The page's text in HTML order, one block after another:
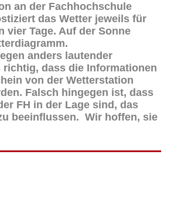
an der Fachhochschule
das Wetter jeweils für
vier Tage. Auf der Sonne
anders lautender
richtig, dass die Informationen
von der Wetterstation
Falsch hingegen ist, dass
FH in der Lage sind, das
beeinflussen. Wir hoffen, sie